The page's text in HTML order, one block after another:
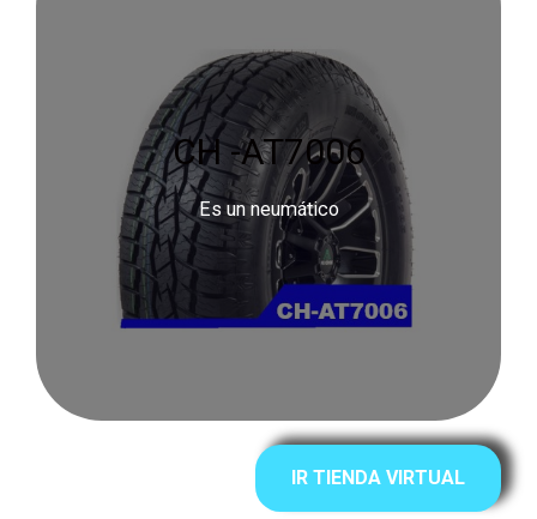
CH -AT7006
Es un neumático
IR TIENDA VIRTUAL